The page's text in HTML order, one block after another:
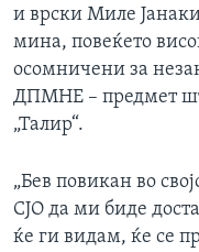
и врски Миле
мина, повеќето
осомничени за
ДПМНЕ – предмет
„Талир“.
„Бев повикан во
СЈО да ми биде
ќе ги видам, ќе се